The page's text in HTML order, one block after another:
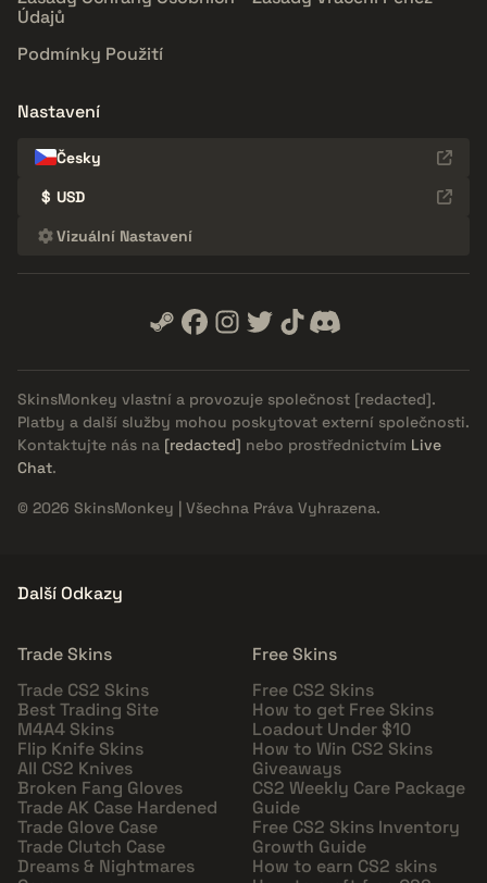
Údajů
Podmínky Použití
Nastavení
Česky
$ USD
Vizuální Nastavení
SkinsMonkey vlastní a provozuje společnost [redacted].
Platby a další služby mohou poskytovat externí společnosti.
Kontaktujte nás na [redacted] nebo prostřednictvím Live
Chat.
© 2026 SkinsMonkey | Všechna Práva Vyhrazena.
Další Odkazy
Trade Skins
Trade CS2 Skins
Best Trading Site
M4A4 Skins
Flip Knife Skins
All CS2 Knives
Broken Fang Gloves
Trade AK Case Hardened
Trade Glove Case
Trade Clutch Case
Dreams & Nightmares
Free Skins
Free CS2 Skins
How to get Free Skins
Loadout Under $10
How to Win CS2 Skins
Giveaways
CS2 Weekly Care Package
Guide
Free CS2 Skins Inventory
Growth Guide
How to earn CS2 skins